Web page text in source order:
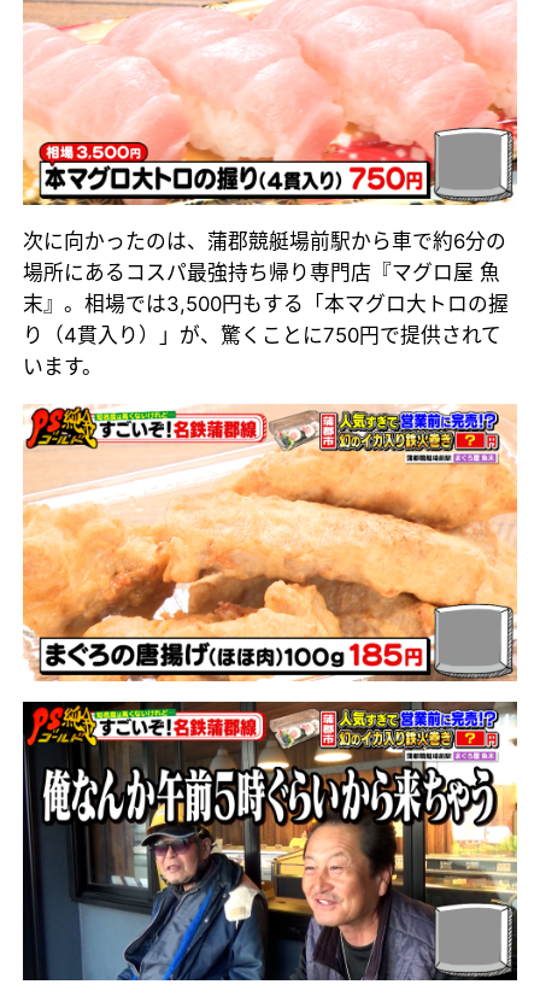
次に向かったのは、蒲郡競艇場前駅から車で約6分の
場所にあるコスパ最強持ち帰り専門店『マグロ屋 魚
末』。相場では3,500円もする「本マグロ大トロの握
り（4貫入り）」が、驚くことに750円で提供されて
います。